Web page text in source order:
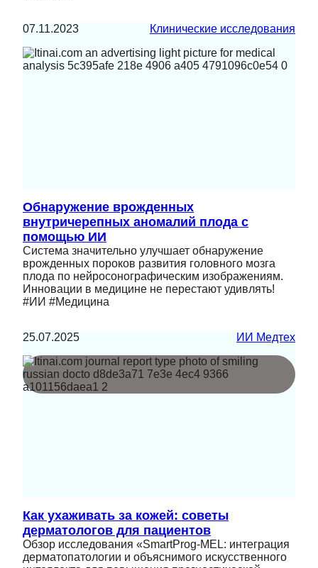
07.11.2023 Клинические исследования
Обнаружение врожденных
внутричерепных аномалий плода с
помощью ИИ
Система значительно улучшает обнаружение
врожденных пороков развития головного мозга
плода по нейросонографическим изображениям.
Инновации в медицине не перестают удивлять!
#ИИ #Медицина
25.07.2025 ИИ Медтех
Как ухаживать за кожей: советы
дерматологов для пациентов
Обзор исследования «SmartProg-MEL: интеграция
дерматопатологии и объяснимого искусственного